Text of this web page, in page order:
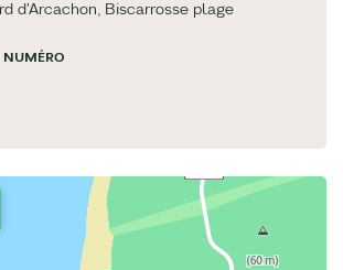
d'Arcachon, Biscarrosse plage
NUMÉRO